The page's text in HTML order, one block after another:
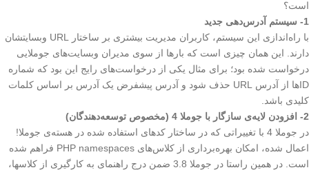
است؟
1- سیستم آدرس‌دهی جدید
با راه‌اندازی این سیستم، کاربران مدیریت بیشتری بر ساختار URL وبسایتشان
دارند. این همان چیزی است که بارها از سوی مدیران وبسایت‌های جوملایی
درخواست شده بود؛ برای مثال یکی از درخواست‌های رایج این بود که شماره
IDها از آدرس URL حذف شود و آدرس پیشفرض یک آدرس بر اساس کلمات
کلیدی باشد.
2- افزودن لایه‌ی سازگار با جوملا 4 (مخصوص توسعه‌دهندگان)
در جوملا 4 با تغییراتی که در ساختار کدهای استفاده شده در هسته‌ی جوملا!
اعمال شده، امکان بهره‌برداری از کلاس‌های PHP namespaces فراهم شده
است. در همین راستا در جوملا 3.8 ضمن درج راهنمای به کارگیری از کلاسها،